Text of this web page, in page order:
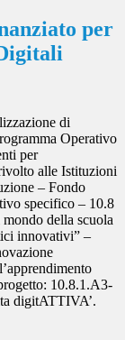
per
di
Operativo
per
alle Istituzioni
– Fondo
specifico – 10.8
della scuola
innovativi” –
10.8.1.A3-
digitATTIVA’.